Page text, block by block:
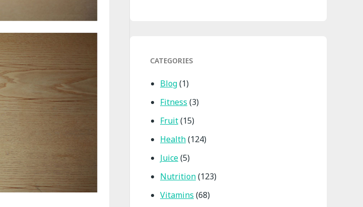
CATEGORIES
Blog(1)
Fitness (3)
Fruit(15)
Health(124)
Juice(5)
Nutrition(123)
Vitamins (68)